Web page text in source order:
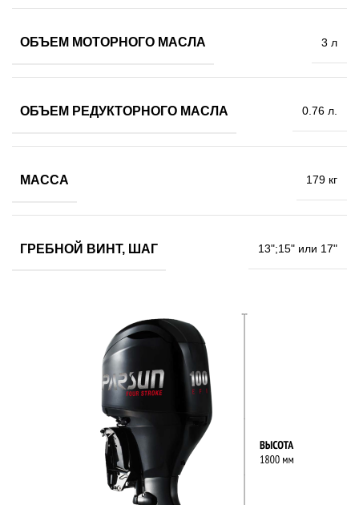
ОБЪЕМ МОТОРНОГО МАСЛА 3 л
ОБЪЕМ РЕДУКТОРНОГО МАСЛА 0.76 л.
МАССА 179 кг
ГРЕБНОЙ ВИНТ, ШАГ 13";15" или 17"